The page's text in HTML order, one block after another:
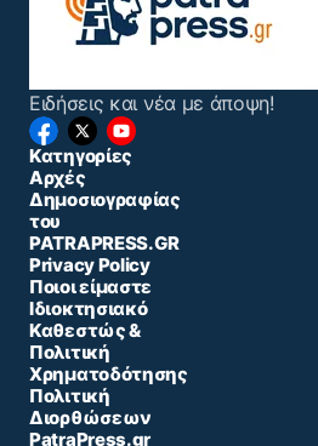
Ειδήσεις και νέα με άποψη!
Κατηγορίες
Αρχές
Δημοσιογραφίας
του
PATRAPRESS.GR
Privacy Policy
Ποιοι είμαστε
Ιδιοκτησιακό
Καθεστώς &
Πολιτική
Χρηματοδότησης
Πολιτική
Διορθώσεων
PatraPress.gr